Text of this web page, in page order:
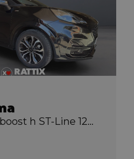
Puma 1.0 ecoboost h ST-Line 125cv auto